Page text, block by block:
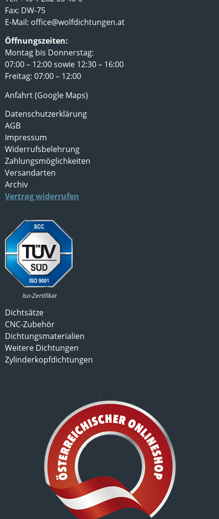
Fax: DW-75
E-Mail: office@wolfdichtungen.at
Öffnungszeiten:
Montag bis Donnerstag:
07:00 – 12:00 sowie 12:30 – 16:00
Freitag: 07:00 – 12:00
Anfahrt (Google Maps)
Datenschutzerklärung
AGB
Impressum
Widerrufsbelehrung
Zahlungsmöglichkeiten
Versandarten
Archiv
Vertrag widerrufen
Iso-Zertifikat
Dichtsätze
CNC-Zubehör
Dichtungsmaterialien
Weitere Dichtungen
Zylinderkopfdichtungen